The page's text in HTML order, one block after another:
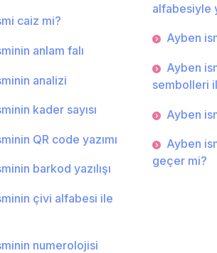
caiz mi?
anlam falı
analizi
kader sayısı
QR code yazımı
barkod yazılışı
çivi alfabesi ile
numerolojisi
alfabesiyle
Ayben
Ayben
sembolleri
Ayben
Ayben
geçer mi?